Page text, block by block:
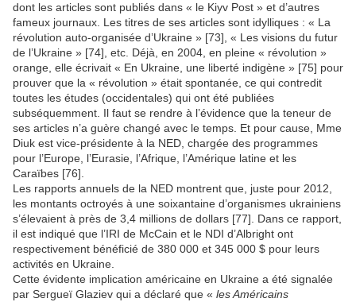
dont les articles sont publiés dans « le Kiyv Post » et d’autres
fameux journaux. Les titres de ses articles sont idylliques : « La
révolution auto-organisée d’Ukraine » [73], « Les visions du futur
de l’Ukraine » [74], etc. Déjà, en 2004, en pleine « révolution »
orange, elle écrivait « En Ukraine, une liberté indigène » [75] pour
prouver que la « révolution » était spontanée, ce qui contredit
toutes les études (occidentales) qui ont été publiées
subséquemment. Il faut se rendre à l’évidence que la teneur de
ses articles n’a guère changé avec le temps. Et pour cause, Mme
Diuk est vice-présidente à la NED, chargée des programmes
pour l’Europe, l’Eurasie, l’Afrique, l’Amérique latine et les
Caraïbes [76].
Les rapports annuels de la NED montrent que, juste pour 2012,
les montants octroyés à une soixantaine d’organismes ukrainiens
s’élevaient à près de 3,4 millions de dollars [77]. Dans ce rapport,
il est indiqué que l’IRI de McCain et le NDI d’Albright ont
respectivement bénéficié de 380 000 et 345 000 $ pour leurs
activités en Ukraine.
Cette évidente implication américaine en Ukraine a été signalée
par Sergueï Glaziev qui a déclaré que « les Américains